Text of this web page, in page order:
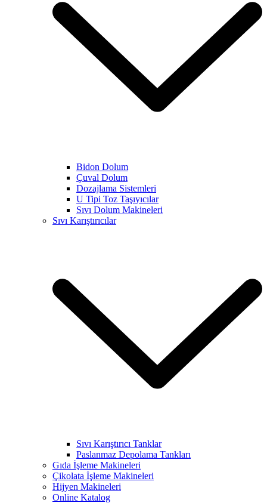
Bidon Dolum
Çuval Dolum
Dozajlama Sistemleri
U Tipi Toz Taşıyıcılar
Sıvı Dolum Makineleri
Sıvı Karıştırıcılar
Sıvı Karıştırıcı Tanklar
Paslanmaz Depolama Tankları
Gıda İşleme Makineleri
Çikolata İşleme Makineleri
Hijyen Makineleri
Online Katalog